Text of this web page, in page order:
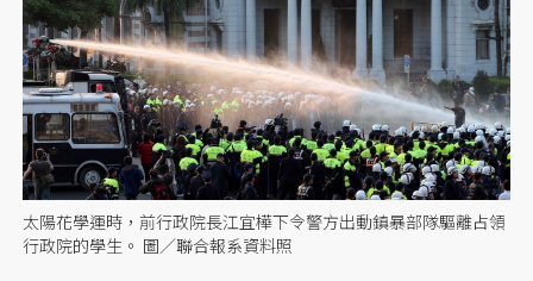
太陽花學運時，前行政院長江宜樺下令警方出動鎮暴部隊驅離占領
行政院的學生。 圖／聯合報系資料照